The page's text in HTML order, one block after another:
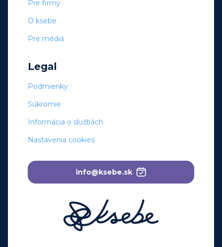
Pre firmy
O ksebe
Pre médiá
Legal
Podmienky
Súkromie
Informácia o službách
Nastavenia cookies
info@ksebe.sk